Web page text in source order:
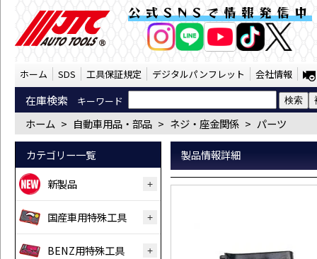
※座金（20ケ入り)（6X21X12B
公式SNSで情報発信中
ホーム SDS 工具保証規定 デジタルパンフレット 会社情報
在庫検索 キーワード
ホーム > 自動車用品・部品 > ネジ・座金関係 > パーツ
カテゴリー一覧
新製品
国産車用特殊工具
BENZ用特殊工具
製品情報詳細
AI商品コンシェルジ
オンライン